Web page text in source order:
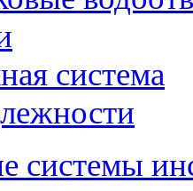
система
системы